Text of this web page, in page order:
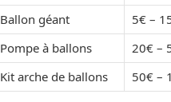
Ballon géant
5€ –
Pompe à ballons
20€ –
Kit arche de ballons
50€ –